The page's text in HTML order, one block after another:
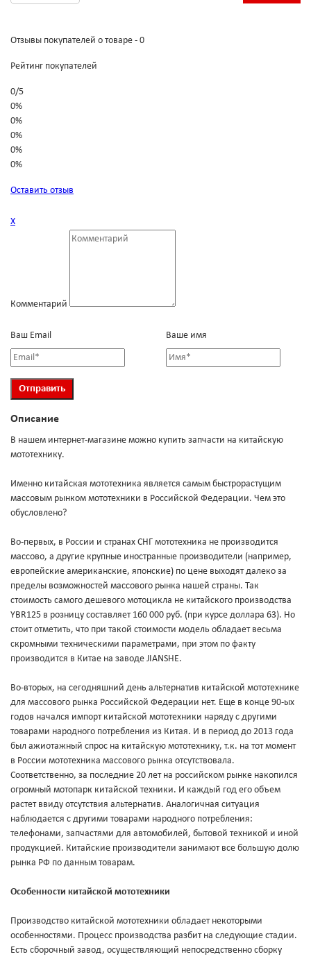
Отзывы покупателей о товаре - 0
Рейтинг покупателей
0/5
0%
0%
0%
0%
0%
Оставить отзыв
Х
Комментарий
Ваш Email Ваше имя
Описание
В нашем интернет-магазине можно купить запчасти на китайскую
мототехнику.
Именно китайская мототехника является самым быстрорастущим
массовым рынком мототехники в Российской Федерации. Чем это
обусловлено?
Во-первых, в России и странах СНГ мототехника не производится
массово, а другие крупные иностранные производители (например,
европейские американские, японские) по цене выходят далеко за
пределы возможностей массового рынка нашей страны. Так
стоимость самого дешевого мотоцикла не китайского производства
YBR125 в розницу составляет 160 000 руб. (при курсе доллара 63). Но
стоит отметить, что при такой стоимости модель обладает весьма
скромными техническими параметрами, при этом по факту
производится в Китае на заводе JIANSHE.
Во-вторых, на сегодняшний день альтернатив китайской мототехнике
для массового рынка Российской Федерации нет. Еще в конце 90-ых
годов начался импорт китайской мототехники наряду с другими
товарами народного потребления из Китая. И в период до 2013 года
был ажиотажный спрос на китайскую мототехнику, т.к. на тот момент
в России мототехника массового рынка отсутствовала.
Соответственно, за последние 20 лет на российском рынке накопился
огромный мотопарк китайской техники. И каждый год его объем
растет ввиду отсутствия альтернатив. Аналогичная ситуация
наблюдается с другими товарами народного потребления:
телефонами, запчастями для автомобилей, бытовой техникой и иной
продукцией. Китайские производители занимают все большую долю
рынка РФ по данным товарам.
Особенности китайской мототехники
Производство китайской мототехники обладает некоторыми
особенностями. Процесс производства разбит на следующие стадии.
Есть сборочный завод, осуществляющий непосредственно сборку